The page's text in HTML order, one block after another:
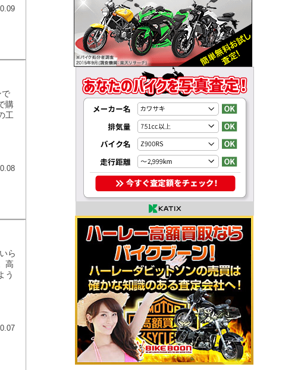
で
購
工
ら
高
う